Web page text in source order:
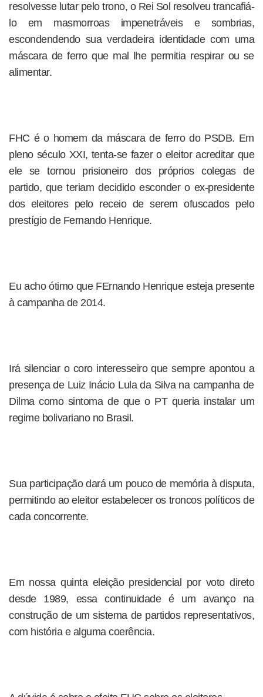
resolvesse lutar pelo trono, o Rei Sol resolveu trancafiá-
lo em masmorroas impenetráveis e sombrias,
escondendendo sua verdadeira identidade com uma
máscara de ferro que mal lhe permitia respirar ou se
alimentar.
FHC é o homem da máscara de ferro do PSDB. Em
pleno século XXI, tenta-se fazer o eleitor acreditar que
ele se tornou prisioneiro dos próprios colegas de
partido, que teriam decidido esconder o ex-presidente
dos eleitores pelo receio de serem ofuscados pelo
prestígio de Fernando Henrique.
Eu acho ótimo que FErnando Henrique esteja presente
à campanha de 2014.
Irá silenciar o coro interesseiro que sempre apontou a
presença de Luiz Inácio Lula da Silva na campanha de
Dilma como sintoma de que o PT queria instalar um
regime bolivariano no Brasil.
Sua participação dará um pouco de memória à disputa,
permitindo ao eleitor estabelecer os troncos políticos de
cada concorrente.
Em nossa quinta eleição presidencial por voto direto
desde 1989, essa continuidade é um avanço na
construção de um sistema de partidos representativos,
com história e alguma coerência.